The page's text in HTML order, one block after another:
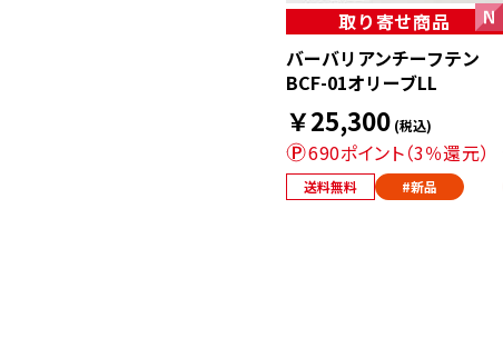
取り寄せ商品
バーバリアンチーフテン
BCF-01オリーブLL
￥25,300 (税込)
690ポイント（3％還元）
送料無料 #新品